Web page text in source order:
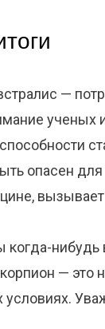
—
ученых
опасен
когда-нибудь
—